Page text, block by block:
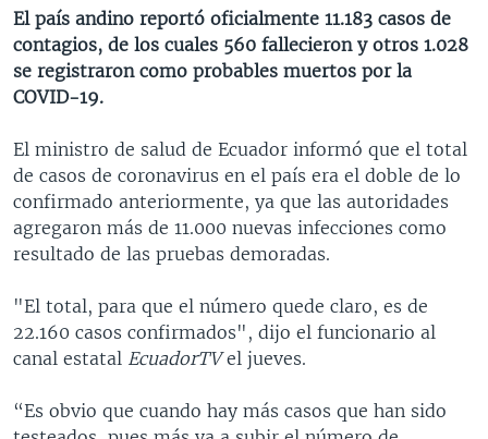
LAS CLAVES
PANORAMA
BUENOS DÍAS AMÉRICA
ESTADOS UNIDOS AL DÍA
EL MUNDO AL DÍA [RADIO]
DEPORTIVO INTERNACIONAL
NOTA ECONÓMICA
ENTRETENIMIENTO
Learning English
SÍGANOS
Idiomas
El país andino reportó oficialmente 11.183 casos de
contagios, de los cuales 560 fallecieron y otros 1.028
se registraron como probables muertos por la
COVID-19.
El ministro de salud de Ecuador informó que el total
de casos de coronavirus en el país era el doble de lo
confirmado anteriormente, ya que las autoridades
agregaron más de 11.000 nuevas infecciones como
resultado de las pruebas demoradas.
"El total, para que el número quede claro, es de
22.160 casos confirmados", dijo el funcionario al
canal estatal EcuadorTVel jueves.
“Es obvio que cuando hay más casos que han sido